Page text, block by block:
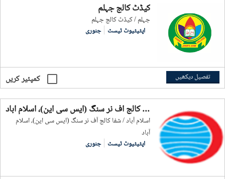
کیڈٹ کالج جہلم
جہلم / کیڈٹ کالج جہلم
اپٹیٹیوٹ ٹیسٹ جنوری
کمپئیر کریں تفصیل دیکھیں
شفا کالج آف نر سنگ (ایس سی این)، اسلام آباد
اسلام آباد / شفا کالج آف نر سنگ (ایس سی این)، اسلام
آباد
اپٹیٹیوٹ ٹیسٹ جنوری